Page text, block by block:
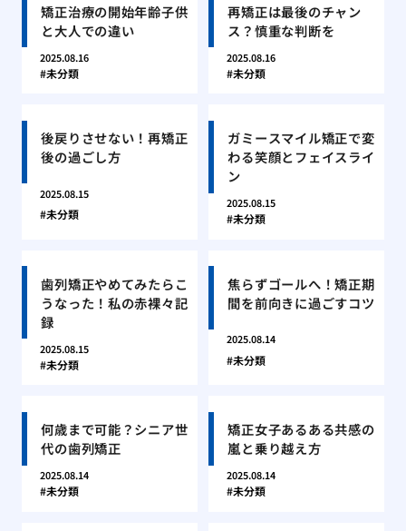
矯正治療の開始年齢子供
と大人での違い
2025.08.16
未分類
再矯正は最後のチャン
ス？慎重な判断を
2025.08.16
未分類
後戻りさせない！再矯正
後の過ごし方
2025.08.15
未分類
ガミースマイル矯正で変
わる笑顔とフェイスライ
ン
2025.08.15
未分類
歯列矯正やめてみたらこ
うなった！私の赤裸々記
録
2025.08.15
未分類
焦らずゴールへ！矯正期
間を前向きに過ごすコツ
2025.08.14
未分類
何歳まで可能？シニア世
代の歯列矯正
2025.08.14
未分類
矯正女子あるある共感の
嵐と乗り越え方
2025.08.14
未分類